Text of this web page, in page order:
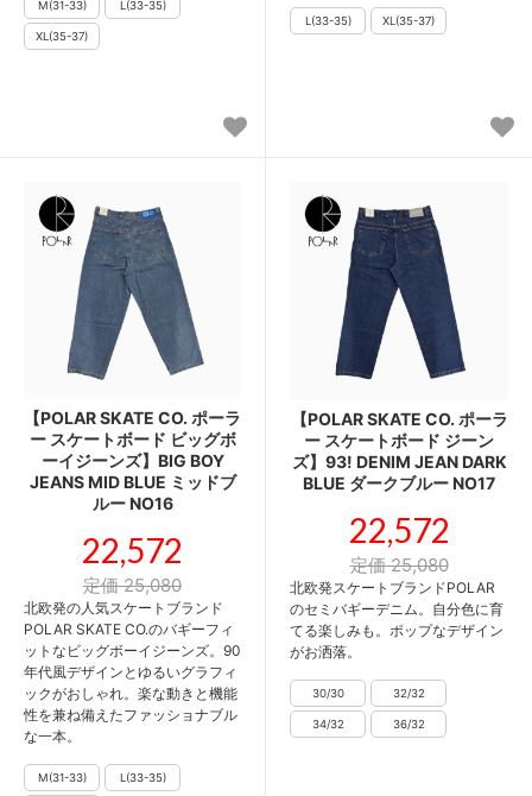
【POLAR SKATE CO. ポーラ
ー スケートボード ビッグボ
ーイジーンズ】BIG BOY
JEANS MID BLUE ミッドブ
ルー NO16
22,572
定価 25,080
北欧発の人気スケートブランド
POLAR SKATE CO.のバギーフィ
ットなビッグボーイジーンズ。90
年代風デザインとゆるいグラフィ
ックがおしゃれ。楽な動きと機能
性を兼ね備えたファッショナブル
な一本。
【POLAR SKATE CO. ポーラ
ー スケートボード ジーン
ズ】93! DENIM JEAN DARK
BLUE ダークブルー NO17
22,572
定価 25,080
北欧発スケートブランドPOLAR
のセミバギーデニム。自分色に育
てる楽しみも。ポップなデザイン
がお洒落。